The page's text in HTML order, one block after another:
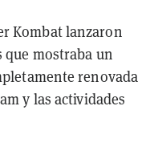
Kombat lanzaron
que mostraba un
renovada
y las actividades